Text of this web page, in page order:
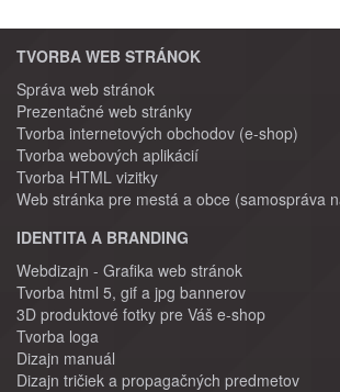
TVORBA WEB STRÁNOK
Správa web stránok
Prezentačné web stránky
Tvorba internetových obchodov (e-shop)
Tvorba webových aplikácií
Tvorba HTML vizitky
Web stránka pre mestá a obce (samospráva
IDENTITA A BRANDING
Webdizajn - Grafika web stránok
Tvorba html 5, gif a jpg bannerov
3D produktové fotky pre Váš e-shop
Tvorba loga
Dizajn manuál
Dizajn tričiek a propagačných predmetov